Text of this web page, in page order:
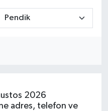
2026
adres, telefon ve